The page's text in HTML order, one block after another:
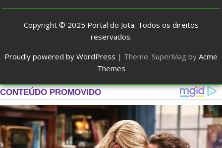
Copyright © 2025 Portal do Jota. Todos os direitos
reservados.
Proudly powered by WordPress | Theme: SuperMag by Acme
Themes